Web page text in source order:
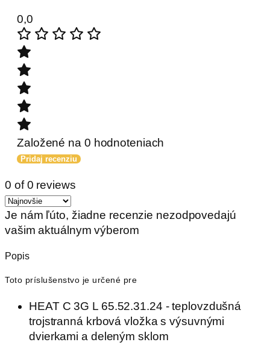
0,0
Založené na 0 hodnoteniach
Pridaj recenziu
0 of 0 reviews
Je nám ľúto, žiadne recenzie nezodpovedajú
vašim aktuálnym výberom
Popis
Toto príslušenstvo je určené pre
HEAT C 3G L 65.52.31.24 - teplovzdušná
trojstranná krbová vložka s výsuvnými
dvierkami a deleným sklom